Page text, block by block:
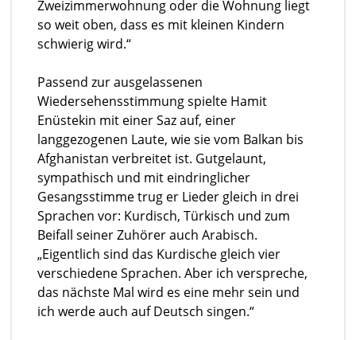
Zweizimmerwohnung oder die Wohnung liegt
so weit oben, dass es mit kleinen Kindern
schwierig wird.“
Passend zur ausgelassenen
Wiedersehensstimmung spielte Hamit
Enüstekin mit einer Saz auf, einer
langgezogenen Laute, wie sie vom Balkan bis
Afghanistan verbreitet ist. Gutgelaunt,
sympathisch und mit eindringlicher
Gesangsstimme trug er Lieder gleich in drei
Sprachen vor: Kurdisch, Türkisch und zum
Beifall seiner Zuhörer auch Arabisch.
„Eigentlich sind das Kurdische gleich vier
verschiedene Sprachen. Aber ich verspreche,
das nächste Mal wird es eine mehr sein und
ich werde auch auf Deutsch singen.“